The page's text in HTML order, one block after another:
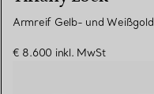
Armreif Gelb- und Weißgold
€ 8.600 inkl. MwSt